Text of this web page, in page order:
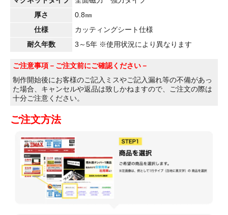
厚さ
0.8㎜
仕様
カッティングシート仕様
耐久年数
3～5年 ※使用状況により異なります
ご注意事項 －ご注文前にご確認ください－
制作開始後にお客様のご記入ミスやご記入漏れ等の不備があっ
た場合、キャンセルや返品は致しかねますので、ご注文の際は
十分ご注意ください。
ご注文方法